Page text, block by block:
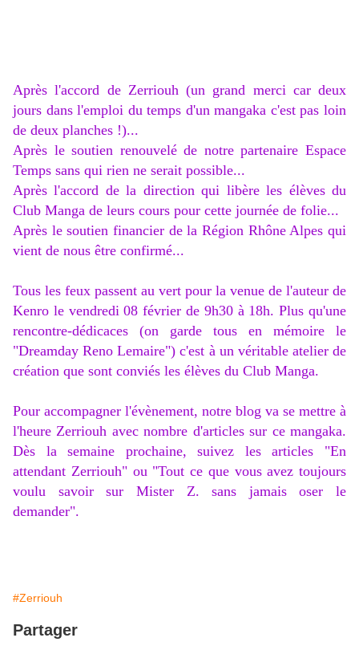
Après l'accord de Zerriouh (un grand merci car deux
jours dans l'emploi du temps d'un mangaka c'est pas loin
de deux planches !)...
Après le soutien renouvelé de notre partenaire Espace
Temps sans qui rien ne serait possible...
Après l'accord de la direction qui libère les élèves du
Club Manga de leurs cours pour cette journée de folie...
Après le soutien financier de la Région Rhône Alpes qui
vient de nous être confirmé...
Tous les feux passent au vert pour la venue de l'auteur de
Kenro le vendredi 08 février de 9h30 à 18h. Plus qu'une
rencontre-dédicaces (on garde tous en mémoire le
"Dreamday Reno Lemaire") c'est à un véritable atelier de
création que sont conviés les élèves du Club Manga.
Pour accompagner l'évènement, notre blog va se mettre à
l'heure Zerriouh avec nombre d'articles sur ce mangaka.
Dès la semaine prochaine, suivez les articles "En
attendant Zerriouh" ou "Tout ce que vous avez toujours
voulu savoir sur Mister Z. sans jamais oser le
demander".
#Zerriouh
Partager